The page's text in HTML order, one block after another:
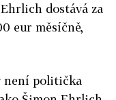
dostává za
eur měsíčně,
není politička